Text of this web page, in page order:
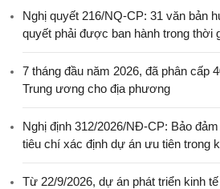
Nghị quyết 216/NQ-CP: 31 văn bản
quyết phải được ban hành trong thời
7 tháng đầu năm 2026, đã phân cấp
Trung ương cho địa phương
Nghị định 312/2026/NĐ-CP: Bảo
tiêu chí xác định dự án ưu tiên trong
Từ 22/9/2026, dự án phát triển kinh